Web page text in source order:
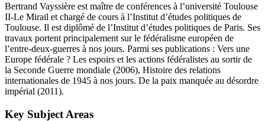
Bertrand Vayssière est maître de conférences à l’université Toulouse
II-Le Mirail et chargé de cours à l’Institut d’études politiques de
Toulouse. Il est diplômé de l’Institut d’études politiques de Paris. Ses
travaux portent principalement sur le fédéralisme européen de
l’entre-deux-guerres à nos jours. Parmi ses publications : Vers une
Europe fédérale ? Les espoirs et les actions fédéralistes au sortir de
la Seconde Guerre mondiale (2006), Histoire des relations
internationales de 1945 à nos jours. De la paix manquée au désordre
impérial (2011).
Key Subject Areas